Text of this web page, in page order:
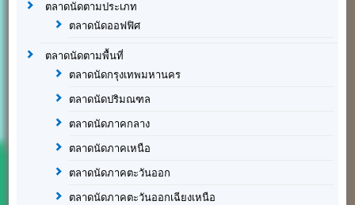
ตลาดนัดตามประเภท
ตลาดนัดออฟฟิศ
ตลาดนัดตามพื้นที่
ตลาดนัดกรุงเทพมหานคร
ตลาดนัดปริมณฑล
ตลาดนัดภาคกลาง
ตลาดนัดภาคเหนือ
ตลาดนัดภาคตะวันออก
ตลาดนัดภาคตะวันออกเฉียงเหนือ